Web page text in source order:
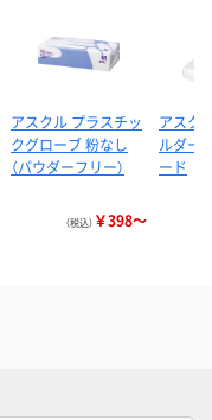
アスクル プラスチッ
クグローブ 粉なし
（パウダーフリー）
（税込） ￥398～
アスク
ルダー
ード